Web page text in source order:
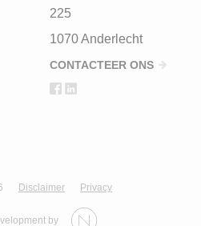
225
1070 Anderlecht
CONTACTEER ONS
Disclaimer Privacy
by